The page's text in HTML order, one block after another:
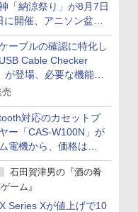
「納涼祭り」が8月7日
に開催、アニソン盆踊
台グルメなどもあり
ーブルの確認に特化し
Cable Checker
が登場、必要な機能を
コンパクトに
売
対応のカセットプ
ー「CAS-W100N」が
電機から、価格は
円
石田賀津男の『酒の肴
ーム』
Series Xが値上げで10